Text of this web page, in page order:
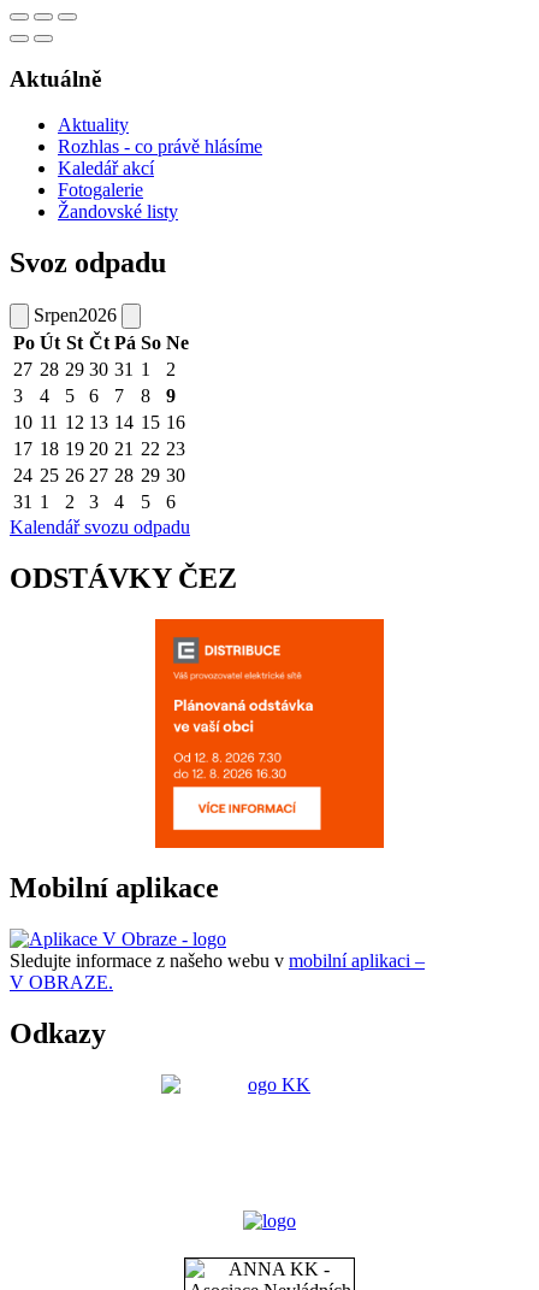
Aktuálně
Aktuality
Rozhlas - co právě hlásíme
Kaledář akcí
Fotogalerie
Žandovské listy
Svoz odpadu
Srpen2026
Po Út St Čt Pá So Ne
27 28 29 30 31 1
2
3
4 5 6 7 8
9
10 11 12 13 14 15 16
17 18 19 20 21 22 23
24 25 26 27 28 29 30
31 1 2 3 4 5
6
Kalendář svozu odpadu
ODSTÁVKY ČEZ
Mobilní aplikace
Sledujte informace z našeho webu v mobilní aplikaci –
V OBRAZE.
Odkazy